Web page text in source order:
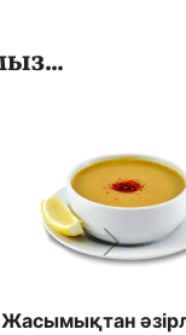
Нәрлі ушица, бәл…